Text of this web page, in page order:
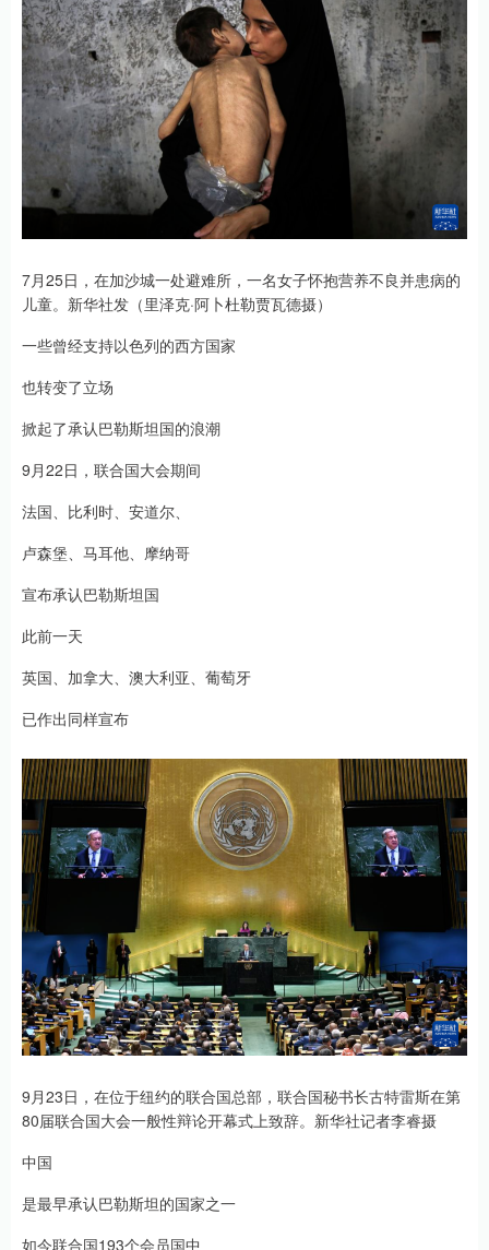
7月25日，在加沙城一处避难所，一名女子怀抱营养不良并患病的
儿童。新华社发（里泽克·阿卜杜勒贾瓦德摄）
一些曾经支持以色列的西方国家
也转变了立场
掀起了承认巴勒斯坦国的浪潮
9月22日，联合国大会期间
法国、比利时、安道尔、
卢森堡、马耳他、摩纳哥
宣布承认巴勒斯坦国
此前一天
英国、加拿大、澳大利亚、葡萄牙
已作出同样宣布
9月23日，在位于纽约的联合国总部，联合国秘书长古特雷斯在第
80届联合国大会一般性辩论开幕式上致辞。新华社记者李睿摄
中国
是最早承认巴勒斯坦的国家之一
如今联合国193个会员国中